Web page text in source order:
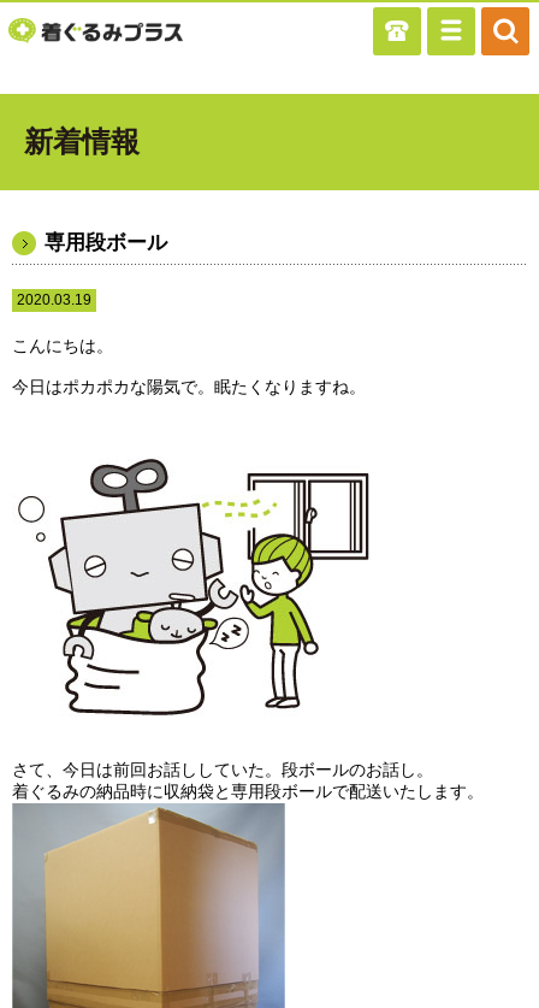
新着情報
専用段ボール
2020.03.19
こんにちは。
今日はポカポカな陽気で。眠たくなりますね。
さて、今日は前回お話ししていた。段ボールのお話し。
着ぐるみの納品時に収納袋と専用段ボールで配送いたします。